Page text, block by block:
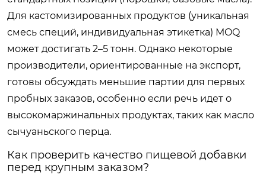
Для кастомизированных продуктов (уникальная
смесь специй, индивидуальная этикетка) MOQ
может достигать 2–5 тонн. Однако некоторые
производители, ориентированные на экспорт,
готовы обсуждать меньшие партии для первых
пробных заказов, особенно если речь идет о
высокомаржинальных продуктах, таких как масло
сычуаньского перца.
Как проверить качество пищевой добавки
перед крупным заказом?